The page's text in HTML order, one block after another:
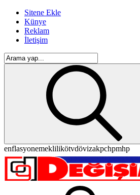
Sitene Ekle
Künye
Reklam
İletişim
enflasyonemeklilikötvdövizakpchpmhp